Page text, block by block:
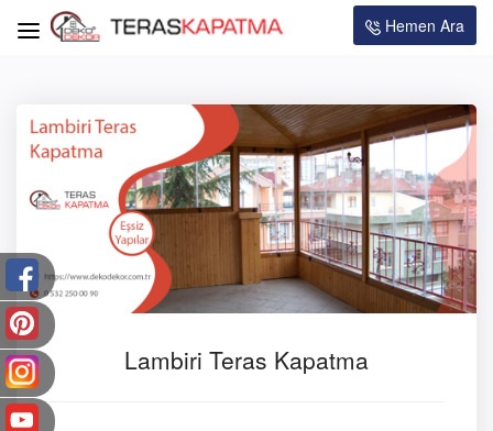
Hemen Ara
Lambiri Teras Kapatma